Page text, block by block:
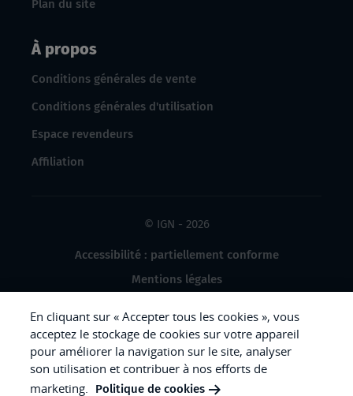
Plan du site
À propos
Conditions générales de vente
Conditions générales d'utilisation
Espace revendeurs
Affiliation
© IGN - 2026
Accessibilité : partiellement conforme
Mentions légales
Gestion des cookies
Crédits photos
En cliquant sur « Accepter tous les cookies », vous
acceptez le stockage de cookies sur votre appareil
pour améliorer la navigation sur le site, analyser
son utilisation et contribuer à nos efforts de
marketing.
Politique de cookies